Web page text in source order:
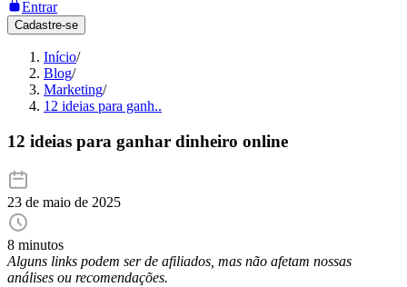
Entrar
Cadastre-se
Início/
Blog/
Marketing/
12 ideias para ganh..
12 ideias para ganhar dinheiro online
23 de maio de 2025
8 minutos
Alguns links podem ser de afiliados, mas não afetam nossas
análises ou recomendações.